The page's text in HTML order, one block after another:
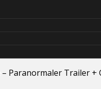
Paranormaler Trailer +